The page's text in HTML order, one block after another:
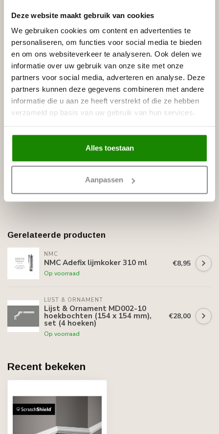
Deze website maakt gebruik van cookies
We gebruiken cookies om content en advertenties te
personaliseren, om functies voor social media te bieden
en om ons websiteverkeer te analyseren. Ook delen we
informatie over uw gebruik van onze site met onze
partners voor social media, adverteren en analyse. Deze
partners kunnen deze gegevens combineren met andere
informatie die u aan ze heeft verstrekt of die ze hebben
verzameld op basis van uw gebruik van hun services.
Alles toestaan
Aanpassen
Hoogte: 40 mm
Lengte: 200 cm
Uitvoering
- Kleur : wit
- Lijmen met : Adefix lijm, lijmverbruik: 7 - 8 meter lijst per
lijmkoker.
- Afwerking: Voorgeschilderd met watergedragen primer,
overschilderbaar met alle verven op waterbasis, zoals
acrylverf, latex of muurverf (oplosmiddelvrij).
Prijs per plint (= 2 meter)
Specificaties
Tags
Gerelateerde producten
NMC
NMC Adefix lijmkoker 310 ml
Op voorraad
€8,95
LIJST & ORNAMENT
Lijst & Ornament MD002-10
hoekbochten (154 x 154 mm),
set (4 hoeken)
Op voorraad
€28,00
Recent bekeken